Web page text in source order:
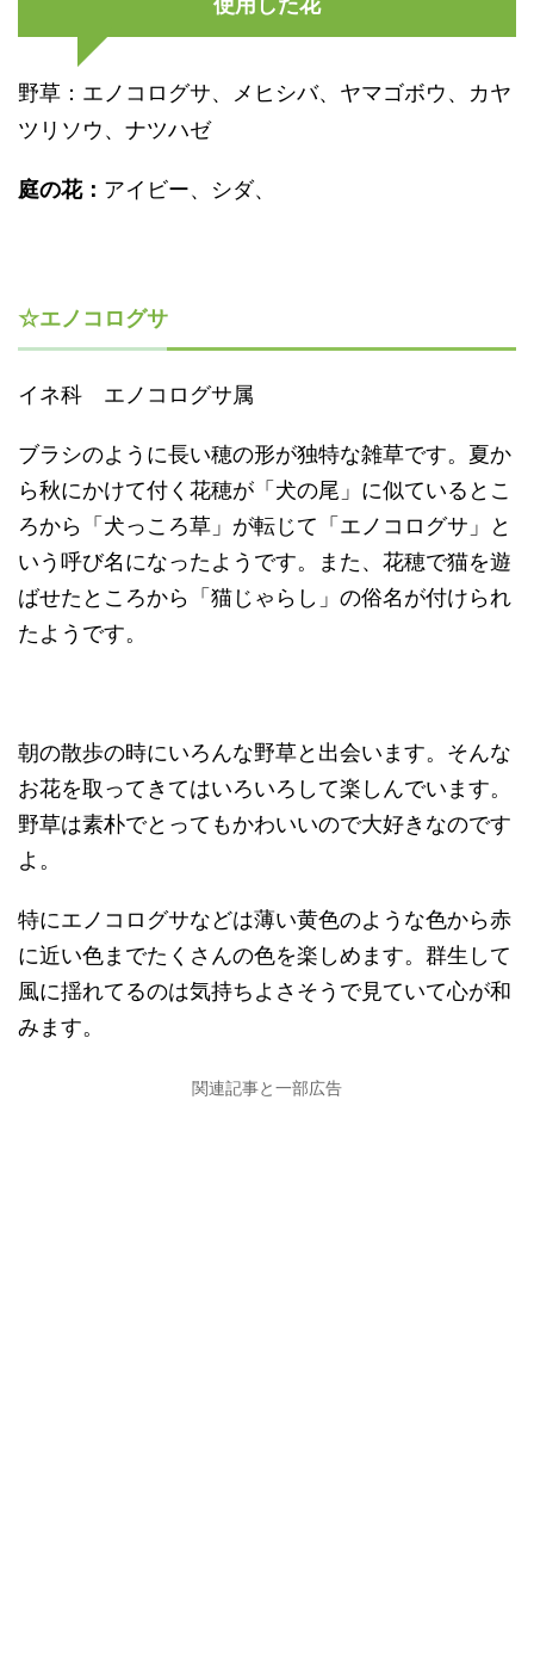
野草： エノコログサ、メヒシバ、ヤマゴボウ、カヤ
ツリソウ、ナツハゼ
庭の花： アイビー、シダ、
☆エノコログサ
イネ科 エノコログサ属
ブラシのように長い穂の形が独特な雑草です。夏か
ら秋にかけて付く花穂が「犬の尾」に似ているとこ
ろから「犬っころ草」が転じて「エノコログサ」と
いう呼び名になったようです。また、花穂で猫を遊
ばせたところから「猫じゃらし」の俗名が付けられ
たようです。
朝の散歩の時にいろんな野草と出会います。そんな
お花を取ってきてはいろいろして楽しんでいます。
野草は素朴でとってもかわいいので大好きなのです
よ。
特にエノコログサなどは薄い黄色のような色から赤
に近い色までたくさんの色を楽しめます。群生して
風に揺れてるのは気持ちよさそうで見ていて心が和
みます。
関連記事と一部広告